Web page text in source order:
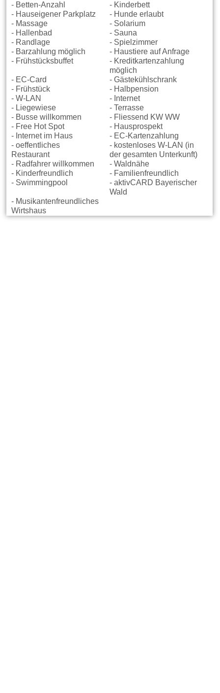
- Betten-Anzahl
- Kinderbett
- Hauseigener Parkplatz
- Hunde erlaubt
- Massage
- Solarium
- Hallenbad
- Sauna
- Randlage
- Spielzimmer
- Barzahlung möglich
- Haustiere auf Anfrage
- Frühstücksbuffet
- Kreditkartenzahlung
möglich
- EC-Card
- Gästekühlschrank
- Frühstück
- Halbpension
- W-LAN
- Internet
- Liegewiese
- Terrasse
- Busse willkommen
- Fliessend KW WW
- Free Hot Spot
- Hausprospekt
- Internet im Haus
- EC-Kartenzahlung
- oeffentliches
Restaurant
- kostenloses W-LAN (in
der gesamten Unterkunft)
- Radfahrer willkommen
- Waldnähe
- Kinderfreundlich
- Familienfreundlich
- Swimmingpool
- aktivCARD Bayerischer
Wald
- Musikantenfreundliches
Wirtshaus